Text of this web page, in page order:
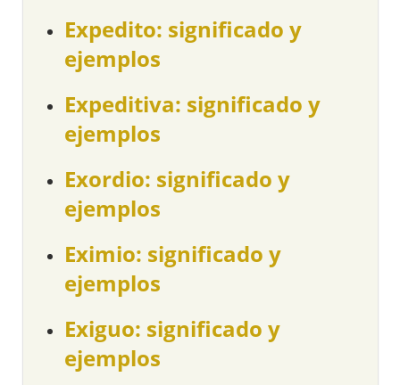
Expedito: significado y
ejemplos
Expeditiva: significado y
ejemplos
Exordio: significado y
ejemplos
Eximio: significado y
ejemplos
Exiguo: significado y
ejemplos